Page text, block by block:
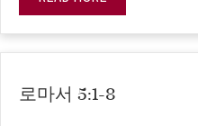
로마서 5:1-8